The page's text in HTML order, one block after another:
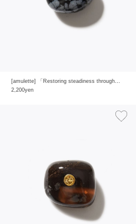
[amulette] 「Restoring steadiness through protection and purification」snowflake obsidian
2,200yen